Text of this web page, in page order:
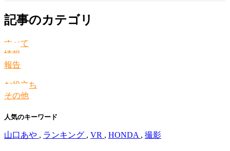
記事のカテゴリ
すべて
情報
報告
お役立ち
その他
人気のキーワード
山口あや , ランキング , VR , HONDA , 撮影